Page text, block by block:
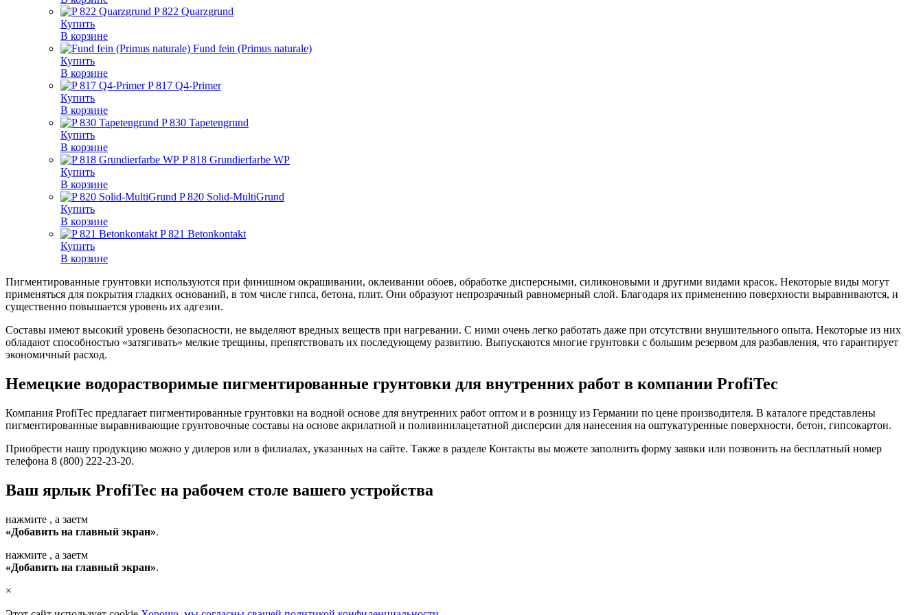
P 822 Quarzgrund
Купить
В корзине
Fund fein (Primus naturale)
Купить
В корзине
P 817 Q4-Primer
Купить
В корзине
P 830 Tapetengrund
Купить
В корзине
P 818 Grundierfarbe WP
Купить
В корзине
P 820 Solid-MultiGrund
Купить
В корзине
P 821 Betonkontakt
Купить
В корзине
Пигментированные грунтовки используются при финишном окрашивании, оклеивании обоев, обработке дисперсными, силиконовыми и другими видами красок. Некоторые виды могут
применяться для покрытия гладких оснований, в том числе гипса, бетона, плит. Они образуют непрозрачный равномерный слой. Благодаря их применению поверхности выравниваются, и
существенно повышается уровень их адгезии.
Составы имеют высокий уровень безопасности, не выделяют вредных веществ при нагревании. С ними очень легко работать даже при отсутствии внушительного опыта. Некоторые из них
обладают способностью «затягивать» мелкие трещины, препятствовать их последующему развитию. Выпускаются многие грунтовки с большим резервом для разбавления, что гарантирует
экономичный расход.
Немецкие водорастворимые пигментированные грунтовки для внутренних работ в компании ProfiTec
Компания ProfiTec предлагает пигментированные грунтовки на водной основе для внутренних работ оптом и в розницу из Германии по цене производителя. В каталоге представлены
пигментированные выравнивающие грунтовочные составы на основе акрилатной и поливинилацетатной дисперсии для нанесения на оштукатуренные поверхности, бетон, гипсокартон.
Приобрести нашу продукцию можно у дилеров или в филиалах, указанных на сайте. Также в разделе Контакты вы можете заполнить форму заявки или позвонить на бесплатный номер
телефона 8 (800) 222-23-20.
Ваш ярлык ProfiTec на рабочем столе вашего устройства
нажмите , а заетм
«Добавить на главный экран».
нажмите , а заетм
«Добавить на главный экран».
×